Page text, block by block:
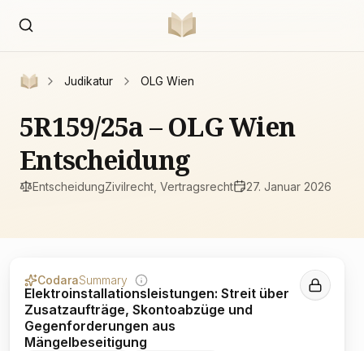
Judikatur OLG Wien
5R159/25a – OLG Wien
Entscheidung
EntscheidungZivilrecht, Vertragsrecht 27. Januar 2026
CodaraSummary
Elektroinstallationsleistungen: Streit über
Zusatzaufträge, Skontoabzüge und
Gegenforderungen aus
Mängelbeseitigung